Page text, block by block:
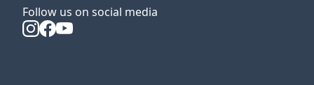
Follow us on social media